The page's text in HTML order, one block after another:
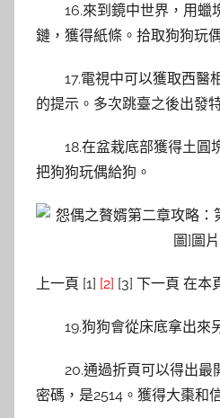
16.來到鏡中世界，用蠟
鏈，獲得紙條。拾取狗狗玩
17.電視中可以獲取西醫
的提示。多次跳臺之後出發
18.在盆栽底部獲得土圓
把狗狗玩偶給狗。
上一頁 [1] [2] [3] 下一頁 在本
19.狗狗會從床底拿出來
20.通過折頁可以得出最
密碼，是2514。獲得大棗和